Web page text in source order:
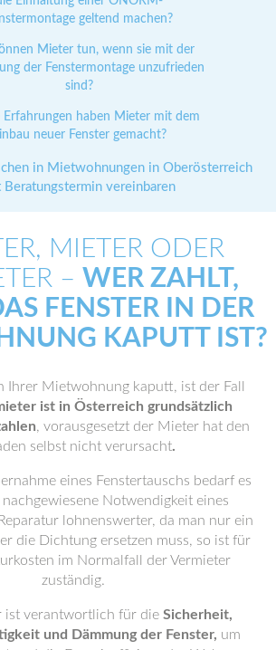
geltend machen?
Mieter tun, wenn sie mit der
der Fenstermontage unzufrieden
sind?
Erfahrungen haben Mieter mit dem
neuer Fenster gemacht?
in Mietwohnungen in Oberösterreich
Beratungstermin vereinbaren
MIETER ODER
– WER ZAHLT,
FENSTER IN DER
KAPUTT IST?
Ihrer Mietwohnung kaputt, ist der Fall
ist in Österreich grundsätzlich
, vorausgesetzt der Mieter hat den
selbst nicht verursacht.
eines Fenstertauschs bedarf es
Notwendigkeit eines
lohnenswerter, da man nur ein
die Dichtung ersetzen muss, so ist für
im Normalfall der Vermieter
zuständig.
ist verantwortlich für die Sicherheit,
und Dämmung der Fenster, um